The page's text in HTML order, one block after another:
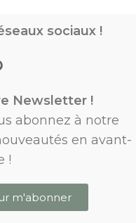
sociaux !
Newsletter !
abonnez à notre
en avant-
!
m'abonner